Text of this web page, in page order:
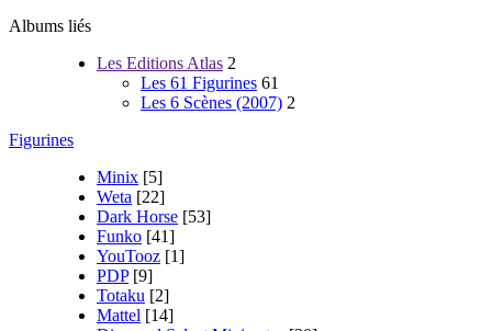
Albums liés
Les Editions Atlas 2
Les 61 Figurines 61
Les 6 Scènes (2007) 2
Figurines
Minix [5]
Weta [22]
Dark Horse [53]
Funko [41]
YouTooz [1]
PDP [9]
Totaku [2]
Mattel [14]